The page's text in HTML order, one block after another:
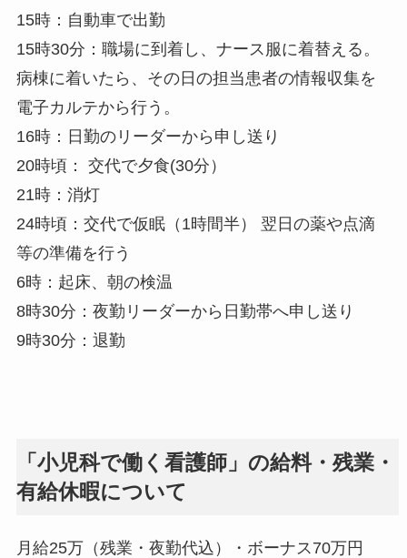
15時：自動車で出勤
15時30分：職場に到着し、ナース服に着替える。
病棟に着いたら、その日の担当患者の情報収集を
電子カルテから行う。
16時：日勤のリーダーから申し送り
20時頃： 交代で夕食(30分）
21時：消灯
24時頃：交代で仮眠（1時間半） 翌日の薬や点滴
等の準備を行う
6時：起床、朝の検温
8時30分：夜勤リーダーから日勤帯へ申し送り
9時30分：退勤
「小児科で働く看護師」の給料・残業・
有給休暇について
月給25万（残業・夜勤代込）・ボーナス70万円